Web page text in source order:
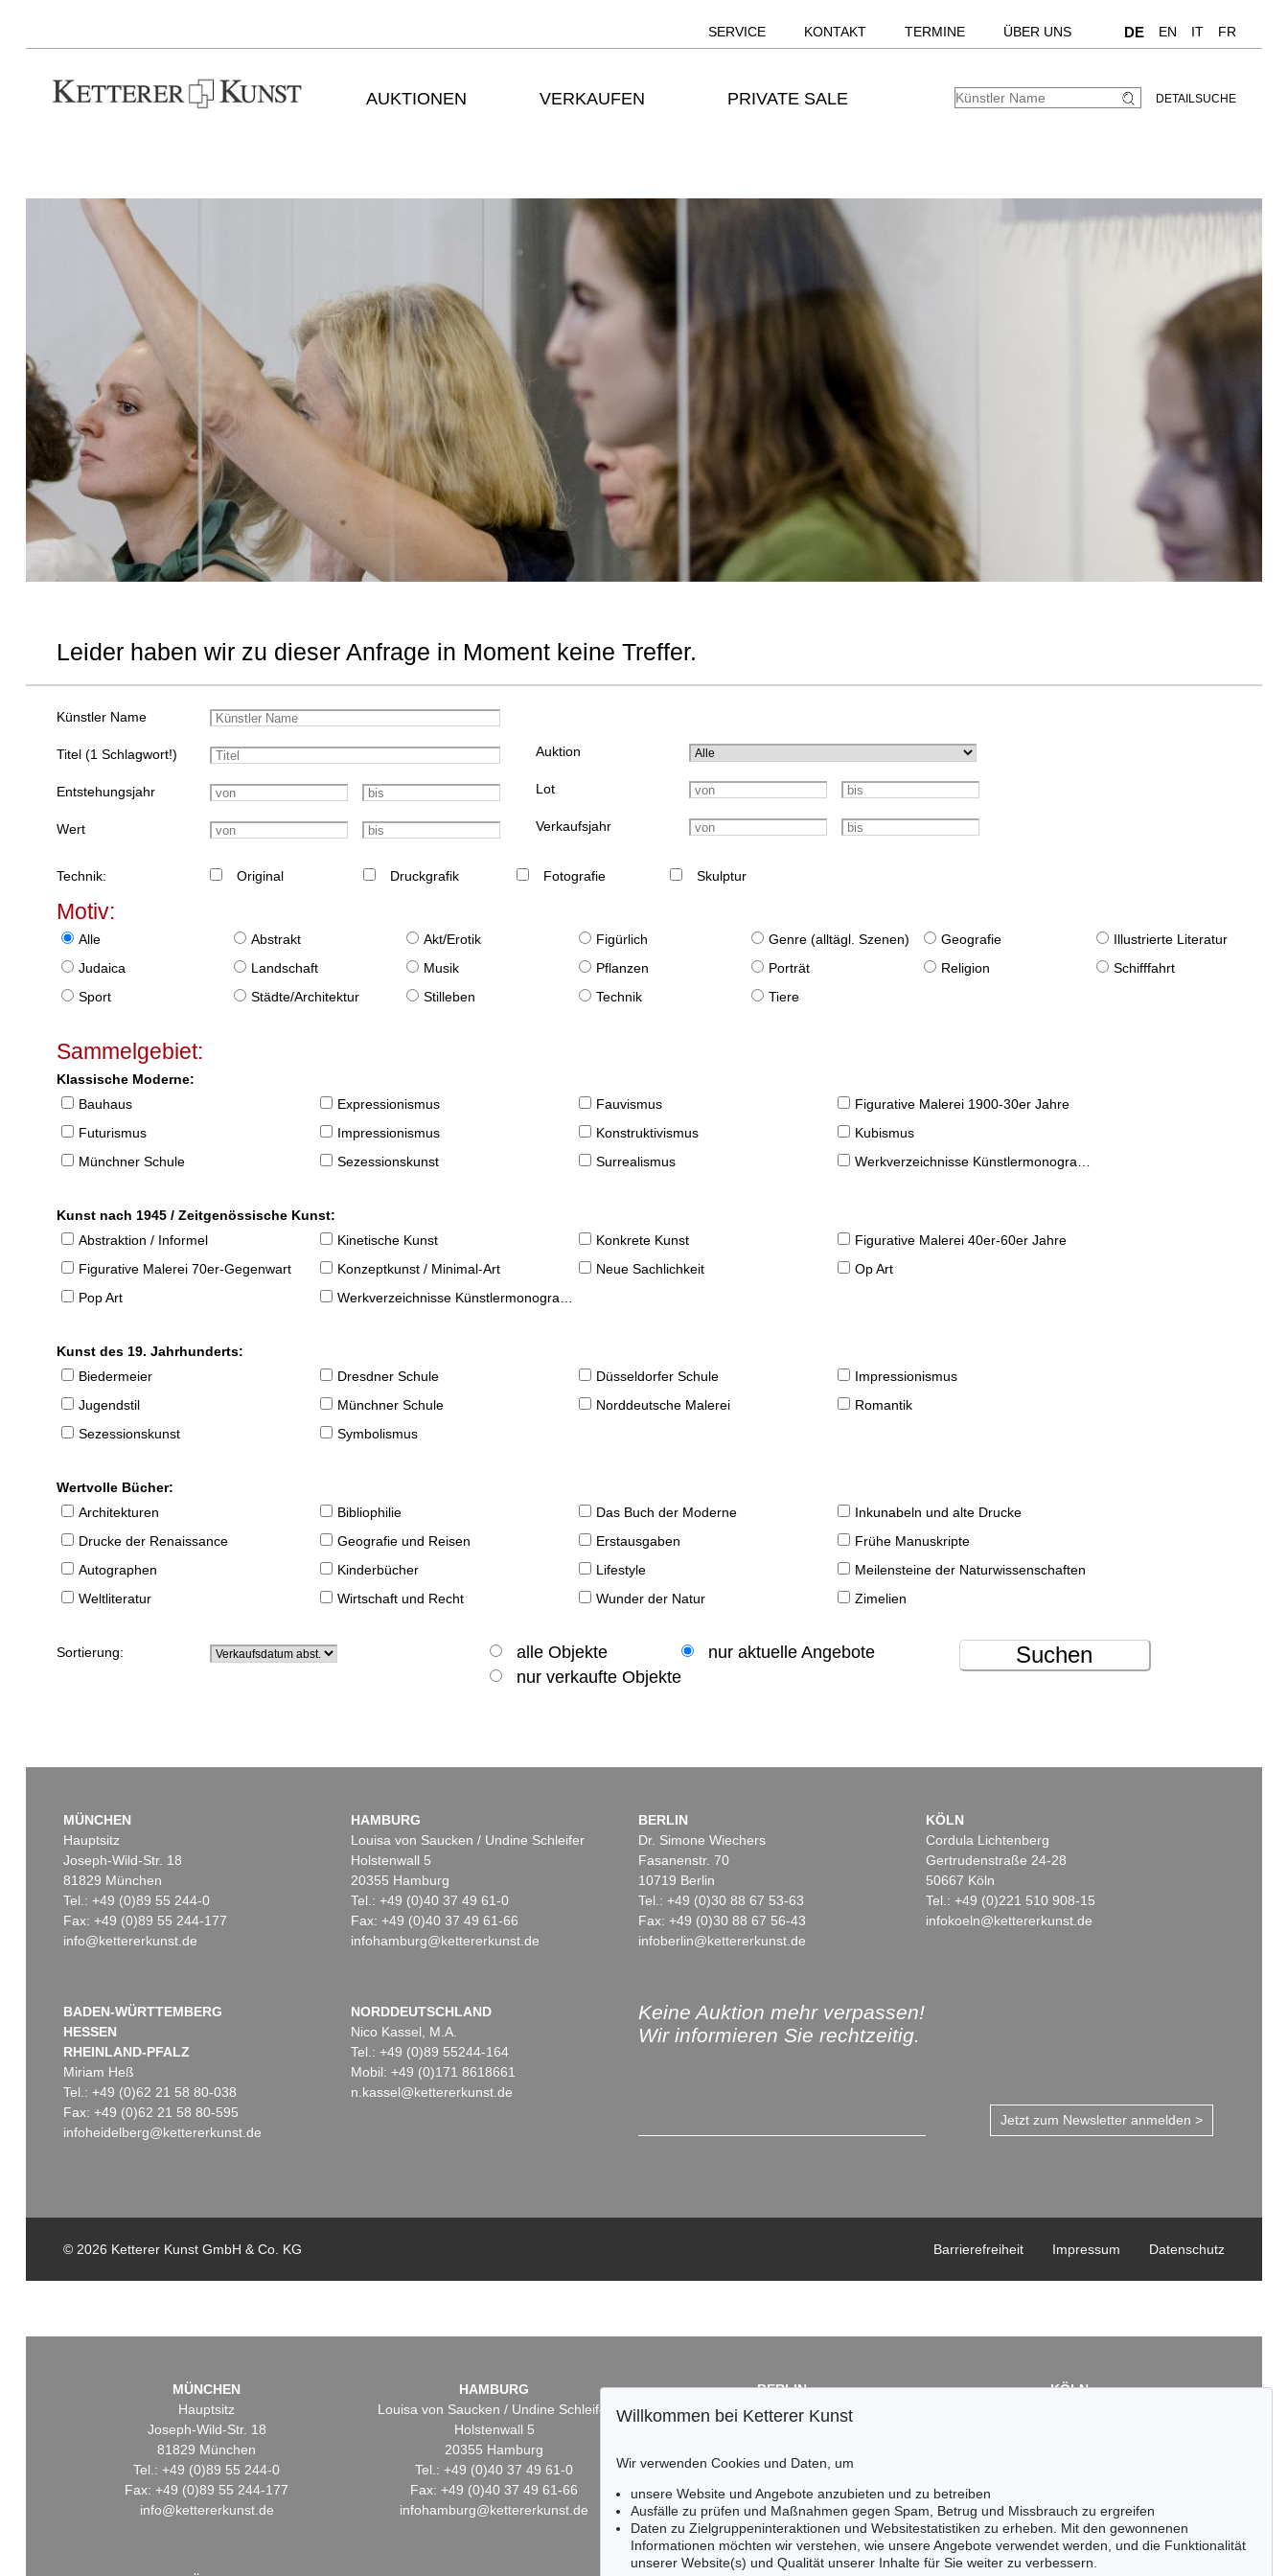
SERVICE KONTAKT TERMINE ÜBER UNS DE EN IT FR
AUKTIONEN VERKAUFEN PRIVATE SALE DETAILSUCHE
Leider haben wir zu dieser Anfrage in Moment keine Treffer.
Künstler Name
Titel (1 Schlagwort!)
Entstehungsjahr
Wert
Auktion
Lot
Verkaufsjahr
Technik: Original Druckgrafik Fotografie Skulptur
Motiv:
Alle Abstrakt Akt/Erotik Figürlich Genre (alltägl. Szenen) Geografie
Illustrierte Literatur
Judaica
Landschaft Musik Pflanzen Porträt Religion
Schifffahrt
Sport
Städte/Architektur Stilleben Technik Tiere
Sammelgebiet:
Klassische Moderne:
Bauhaus
Expressionismus Fauvismus
Figurative Malerei 1900-30er Jahre
Futurismus
Impressionismus Konstruktivismus
Kubismus
Münchner Schule
Sezessionskunst Surrealismus Werkverzeichnisse Künstlermonographien
Kunst nach 1945 / Zeitgenössische Kunst:
Abstraktion / Informel
Kinetische Kunst Konkrete Kunst
Figurative Malerei 40er-60er Jahre
Figurative Malerei 70er-Gegenwart
Konzeptkunst / Minimal-Art Neue Sachlichkeit
Op Art
Pop Art
Werkverzeichnisse Künstlermonographien
Kunst des 19. Jahrhunderts:
Biedermeier
Dresdner Schule Düsseldorfer Schule
Impressionismus
Jugendstil
Münchner Schule Norddeutsche Malerei
Romantik
Sezessionskunst
Symbolismus
Wertvolle Bücher:
Architekturen
Bibliophilie Das Buch der Moderne
Inkunabeln und alte Drucke
Drucke der Renaissance
Geografie und Reisen Erstausgaben
Frühe Manuskripte
Autographen
Kinderbücher Lifestyle
Meilensteine der Naturwissenschaften
Weltliteratur
Wirtschaft und Recht Wunder der Natur Zimelien
Sortierung: alle Objekte
nur aktuelle Angebote
nur verkaufte Objekte
Suchen
MÜNCHEN
Hauptsitz
Joseph-Wild-Str. 18
81829 München
Tel.: +49 (0)89 55 244-0
Fax: +49 (0)89 55 244-177
info@kettererkunst.de
HAMBURG
Louisa von Saucken / Undine Schleifer
Holstenwall 5
20355 Hamburg
Tel.: +49 (0)40 37 49 61-0
Fax: +49 (0)40 37 49 61-66
infohamburg@kettererkunst.de
BERLIN
Dr. Simone Wiechers
Fasanenstr. 70
10719 Berlin
Tel.: +49 (0)30 88 67 53-63
Fax: +49 (0)30 88 67 56-43
infoberlin@kettererkunst.de
KÖLN
Cordula Lichtenberg
Gertrudenstraße 24-28
50667 Köln
Tel.: +49 (0)221 510 908-15
infokoeln@kettererkunst.de
BADEN-WÜRTTEMBERG
HESSEN
RHEINLAND-PFALZ
Miriam Heß
Tel.: +49 (0)62 21 58 80-038
Fax: +49 (0)62 21 58 80-595
infoheidelberg@kettererkunst.de
NORDDEUTSCHLAND
Nico Kassel, M.A.
Tel.: +49 (0)89 55244-164
Mobil: +49 (0)171 8618661
n.kassel@kettererkunst.de
Keine Auktion mehr verpassen!
Wir informieren Sie rechtzeitig.
Jetzt zum Newsletter anmelden >
© 2026 Ketterer Kunst GmbH & Co. KG Datenschutz
Impressum
Barrierefreiheit
MÜNCHEN
Hauptsitz
Joseph-Wild-Str. 18
81829 München
Tel.: +49 (0)89 55 244-0
Fax: +49 (0)89 55 244-177
info@kettererkunst.de
HAMBURG
Louisa von Saucken / Undine Schleifer
Holstenwall 5
20355 Hamburg
Tel.: +49 (0)40 37 49 61-0
Fax: +49 (0)40 37 49 61-66
infohamburg@kettererkunst.de
BERLIN
Dr. Simone Wiechers
Tel.: +49 (0)30 88 67 53-63
Fax: +49 (0)30 88 67 56-43
infoberlin@kettererkunst.de
KÖLN
infokoeln@kettererkunst.de
Willkommen bei Ketterer Kunst
Wir verwenden Cookies und Daten, um
unsere Website und Angebote anzubieten und zu betreiben
Ausfälle zu prüfen und Maßnahmen gegen Spam, Betrug und Missbrauch zu ergreifen
Daten zu Zielgruppeninteraktionen und Websitestatistiken zu erheben. Mit den gewonnenen
Informationen möchten wir verstehen, wie unsere Angebote verwendet werden, und die Funktionalität
unserer Website(s) und Qualität unserer Inhalte für Sie weiter zu verbessern.